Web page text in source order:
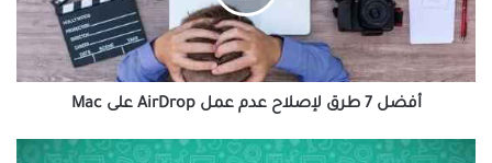
عمل
AirDrop
على
Mac
أفضل 7 طرق لإصلاح عدم عمل AirDrop على Mac
كيفية